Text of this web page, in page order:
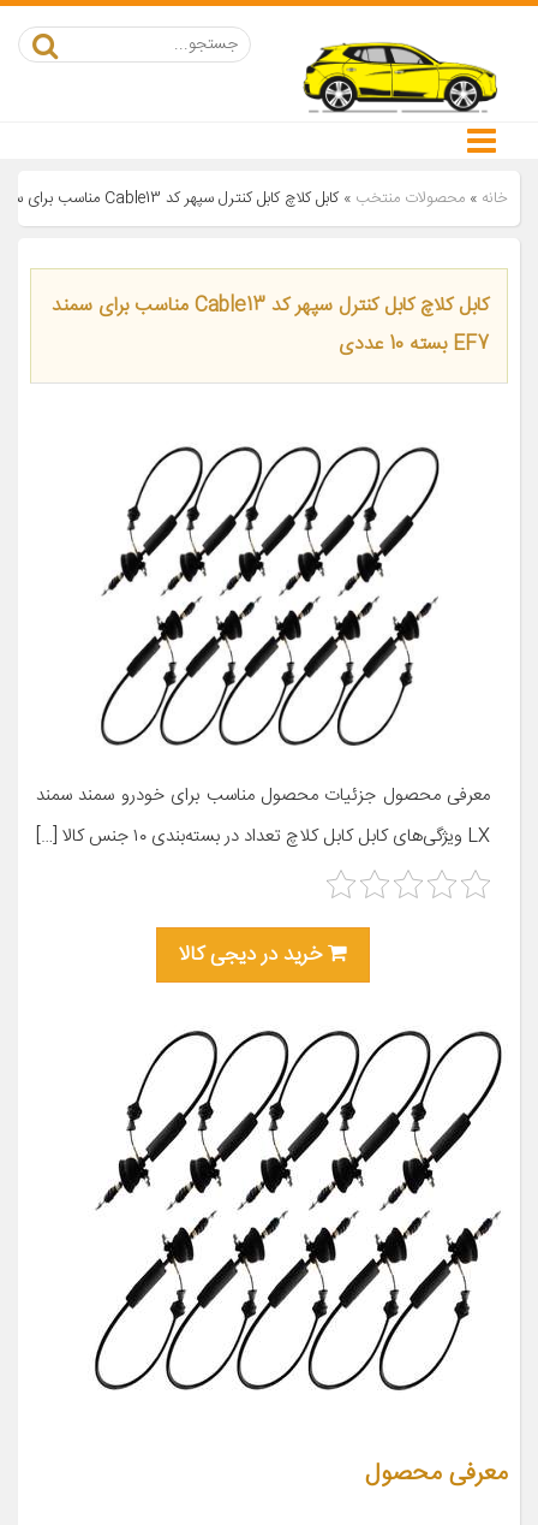
خانه » محصولات منتخب »کابل کلاچ کابل کنترل سپهر کد Cable13 مناسب برای سمند EF7 بسته 10 عددی
کابل کلاچ کابل کنترل سپهر کد Cable13 مناسب برای سمند
EF7 بسته 10 عددی
معرفی محصول جزئیات محصول مناسب برای خودرو سمند سمند
LX ویژگی‌های کابل کابل کلاچ تعداد در بسته‌بندی ۱۰ جنس کالا […]
خرید در دیجی کالا
معرفی محصول